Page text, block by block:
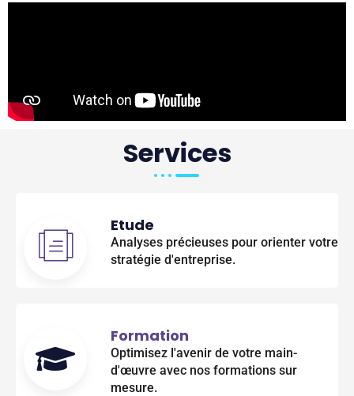
Services
Etude
Analyses précieuses pour orienter votre
stratégie d'entreprise.
Formation
Optimisez l'avenir de votre main-
d'œuvre avec nos formations sur
mesure.